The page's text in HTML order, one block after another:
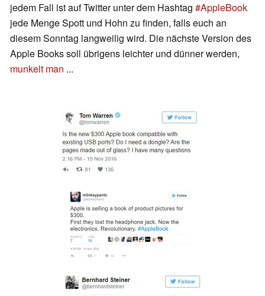
jedem Fall ist auf Twitter unter dem Hashtag #AppleBook
jede Menge Spott und Hohn zu finden, falls euch an
diesem Sonntag langweilig wird. Die nächste Version des
Apple Books soll übrigens leichter und dünner werden,
munkelt man ...